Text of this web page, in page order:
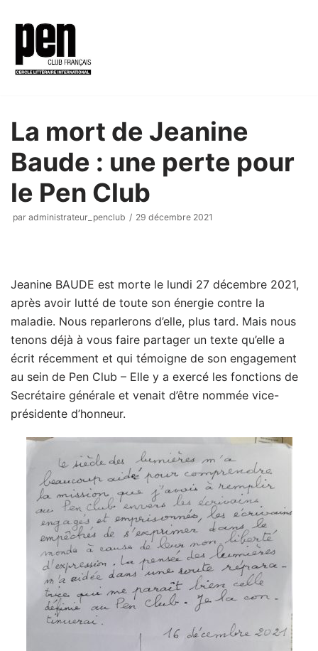
au
contenu
La mort de Jeanine
Baude : une perte pour
le Pen Club
par administrateur_penclub 29 décembre 2021
Jeanine BAUDE est morte le lundi 27 décembre 2021,
après avoir lutté de toute son énergie contre la
maladie. Nous reparlerons d’elle, plus tard. Mais nous
tenons déjà à vous faire partager un texte qu’elle a
écrit récemment et qui témoigne de son engagement
au sein de Pen Club – Elle y a exercé les fonctions de
Secrétaire générale et venait d’être nommée vice-
présidente d’honneur.